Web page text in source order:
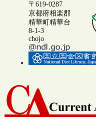
〒619-0287
京都府相楽郡
精華町精華台
8-1-3
chojo